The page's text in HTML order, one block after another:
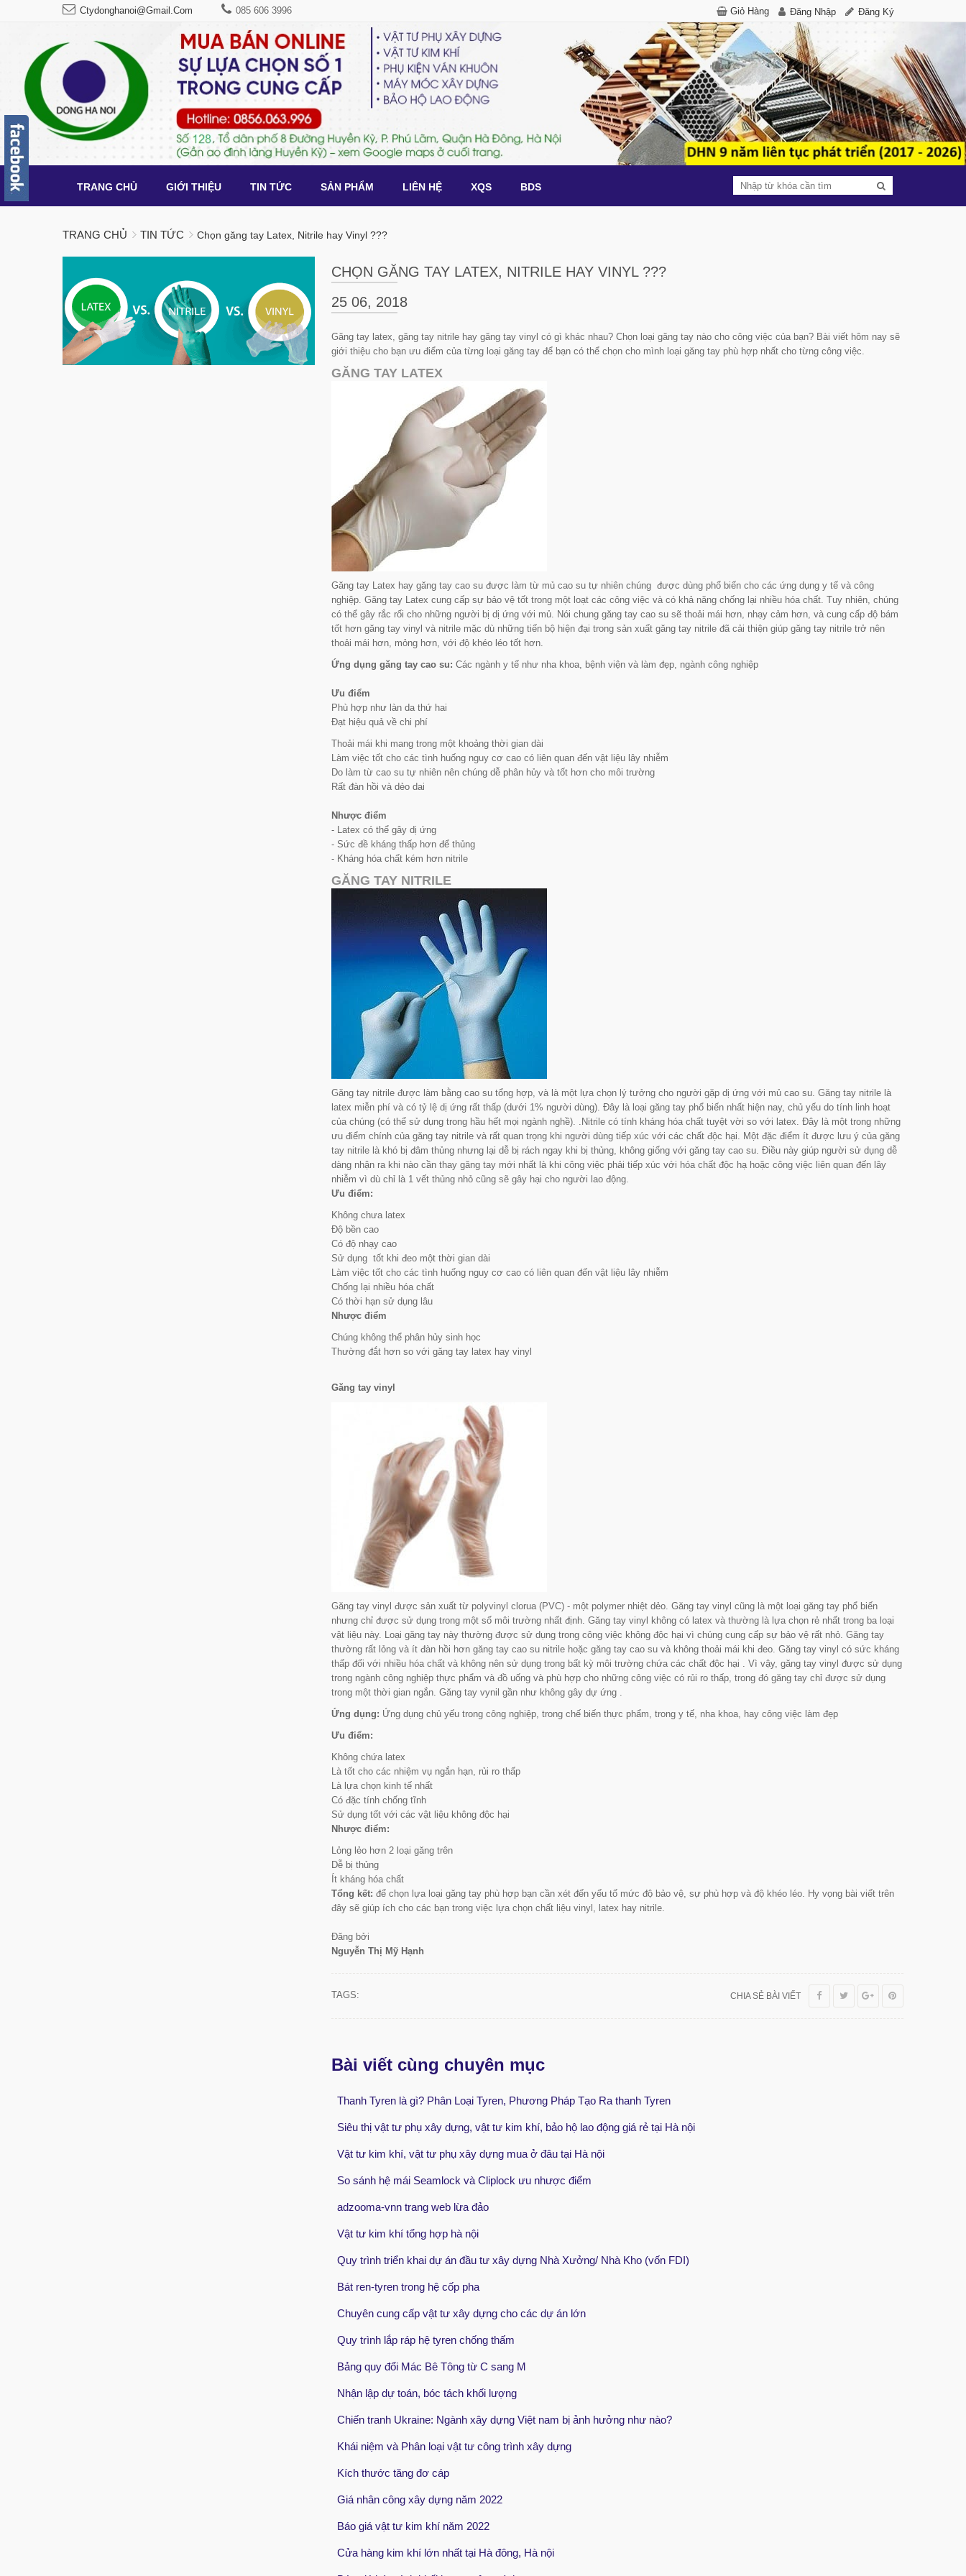
Ctydonghanoi@gmail.com 085 606 3996 Giỏ Hàng Đăng Nhập Đăng Ký
TRANG CHỦ GIỚI THIỆU TIN TỨC SẢN PHẨM LIÊN HỆ XQS BDS
TRANG CHỦ TIN TỨC Chọn găng tay Latex, Nitrile hay Vinyl ???
CHỌN GĂNG TAY LATEX, NITRILE HAY VINYL ???
25 06, 2018
Găng tay latex, găng tay nitrile hay găng tay vinyl có gì khác nhau? Chọn loại găng tay nào cho công việc của bạn? Bài viết hôm nay sẽ
giới thiệu cho bạn ưu điểm của từng loại găng tay để bạn có thể chọn cho mình loại găng tay phù hợp nhất cho từng công việc.
GĂNG TAY LATEX
Găng tay Latex hay găng tay cao su được làm từ mủ cao su tự nhiên chúng được dùng phổ biến cho các ứng dụng y tế và công
nghiệp. Găng tay Latex cung cấp sự bảo vệ tốt trong một loạt các công việc và có khả năng chống lại nhiều hóa chất. Tuy nhiên, chúng
có thể gây rắc rối cho những người bị dị ứng với mủ. Nói chung găng tay cao su sẽ thoải mái hơn, nhạy cảm hơn, và cung cấp độ bám
tốt hơn găng tay vinyl và nitrile mặc dù những tiến bộ hiện đại trong sản xuất găng tay nitrile đã cải thiện giúp găng tay nitrile trở nên
thoải mái hơn, mỏng hơn, với độ khéo léo tốt hơn.
Ứng dụng găng tay cao su: Các ngành y tế như nha khoa, bệnh viện và làm đẹp, ngành công nghiệp
Ưu điểm
Phù hợp như làn da thứ hai
Đạt hiệu quả về chi phí
Thoải mái khi mang trong một khoảng thời gian dài
Làm việc tốt cho các tình huống nguy cơ cao có liên quan đến vật liệu lây nhiễm
Do làm từ cao su tự nhiên nên chúng dễ phân hủy và tốt hơn cho môi trường
Rất đàn hồi và dẻo dai
Nhược điểm
- Latex có thể gây dị ứng
- Sức đề kháng thấp hơn để thủng
- Kháng hóa chất kém hơn nitrile
GĂNG TAY NITRILE
Găng tay nitrile được làm bằng cao su tổng hợp, và là một lựa chọn lý tưởng cho người gặp dị ứng với mủ cao su. Găng tay nitrile là
latex miễn phí và có tỷ lệ dị ứng rất thấp (dưới 1% người dùng). Đây là loại găng tay phổ biến nhất hiện nay, chủ yếu do tính linh hoạt
của chúng (có thể sử dụng trong hầu hết mọi ngành nghề). .Nitrile có tính kháng hóa chất tuyệt vời so với latex. Đây là một trong những
ưu điểm chính của găng tay nitrile và rất quan trọng khi người dùng tiếp xúc với các chất độc hại. Một đặc điểm ít được lưu ý của găng
tay nitrile là khó bị đâm thủng nhưng lại dễ bị rách ngay khi bị thủng, không giống với găng tay cao su. Điều này giúp người sử dụng dễ
dàng nhận ra khi nào cần thay găng tay mới nhất là khi công việc phải tiếp xúc với hóa chất độc hạ hoặc công việc liên quan đến lây
nhiễm vì dù chỉ là 1 vết thủng nhỏ cũng sẽ gây hại cho người lao động.
Ưu điểm:
Không chưa latex
Độ bền cao
Có độ nhạy cao
Sử dụng tốt khi đeo một thời gian dài
Làm việc tốt cho các tình huống nguy cơ cao có liên quan đến vật liệu lây nhiễm
Chống lại nhiều hóa chất
Có thời hạn sử dụng lâu
Nhược điểm
Chúng không thể phân hủy sinh học
Thường đắt hơn so với găng tay latex hay vinyl
Găng tay vinyl
Găng tay vinyl được sản xuất từ polyvinyl clorua (PVC) - một polymer nhiệt dẻo. Găng tay vinyl cũng là một loại găng tay phổ biến
nhưng chỉ được sử dụng trong một số môi trường nhất định. Găng tay vinyl không có latex và thường là lựa chọn rẻ nhất trong ba loại
vật liệu này. Loại găng tay này thường được sử dụng trong công việc không độc hại vì chúng cung cấp sự bảo vệ rất nhỏ. Găng tay
thường rất lỏng và ít đàn hồi hơn găng tay cao su nitrile hoặc găng tay cao su và không thoải mái khi đeo. Găng tay vinyl có sức kháng
thấp đối với nhiều hóa chất và không nên sử dụng trong bất kỳ môi trường chứa các chất độc hại . Vì vậy, găng tay vinyl được sử dụng
trong ngành công nghiệp thực phẩm và đồ uống và phù hợp cho những công việc có rủi ro thấp, trong đó găng tay chỉ được sử dụng
trong một thời gian ngắn. Găng tay vynil gần như không gây dự ứng .
Ứng dụng: Ứng dụng chủ yếu trong công nghiệp, trong chế biến thực phẩm, trong y tế, nha khoa, hay công việc làm đẹp
Ưu điểm:
Không chứa latex
Là tốt cho các nhiệm vụ ngắn hạn, rủi ro thấp
Là lựa chọn kinh tế nhất
Có đặc tính chống tĩnh
Sử dụng tốt với các vật liệu không độc hại
Nhược điểm:
Lỏng lẻo hơn 2 loại găng trên
Dễ bị thủng
Ít kháng hóa chất
Tổng kết: để chọn lựa loại găng tay phù hợp bạn cần xét đến yếu tố mức độ bảo vệ, sự phù hợp và độ khéo léo. Hy vọng bài viết trên
đây sẽ giúp ích cho các bạn trong việc lựa chọn chất liệu vinyl, latex hay nitrile.
Đăng bởi
Nguyễn Thị Mỹ Hạnh
TAGS: CHIA SẺ BÀI VIẾT
Bài viết cùng chuyên mục
Thanh Tyren là gì? Phân Loại Tyren, Phương Pháp Tạo Ra thanh Tyren
Siêu thị vật tư phụ xây dựng, vật tư kim khí, bảo hộ lao động giá rẻ tại Hà nội
Vật tư kim khí, vật tư phụ xây dựng mua ở đâu tại Hà nội
So sánh hệ mái Seamlock và Cliplock ưu nhược điểm
adzooma-vnn trang web lừa đảo
Vật tư kim khí tổng hợp hà nội
Quy trình triển khai dự án đầu tư xây dựng Nhà Xưởng/ Nhà Kho (vốn FDI)
Bát ren-tyren trong hệ cốp pha
Chuyên cung cấp vật tư xây dựng cho các dự án lớn
Quy trình lắp ráp hệ tyren chống thấm
Bảng quy đổi Mác Bê Tông từ C sang M
Nhận lập dự toán, bóc tách khối lượng
Chiến tranh Ukraine: Ngành xây dựng Việt nam bị ảnh hưởng như nào?
Khái niệm và Phân loại vật tư công trình xây dựng
Kích thước tăng đơ cáp
Giá nhân công xây dựng năm 2022
Báo giá vật tư kim khí năm 2022
Cửa hàng kim khí lớn nhất tại Hà đông, Hà nội